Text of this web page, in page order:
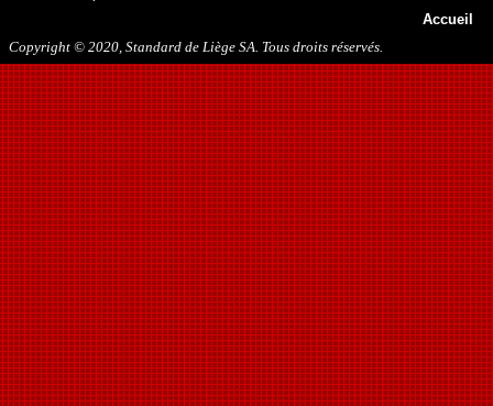
Accueil
Copyright © 2020, Standard de Liège SA. Tous droits réservés.